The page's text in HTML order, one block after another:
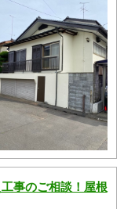
事のご相談！屋根